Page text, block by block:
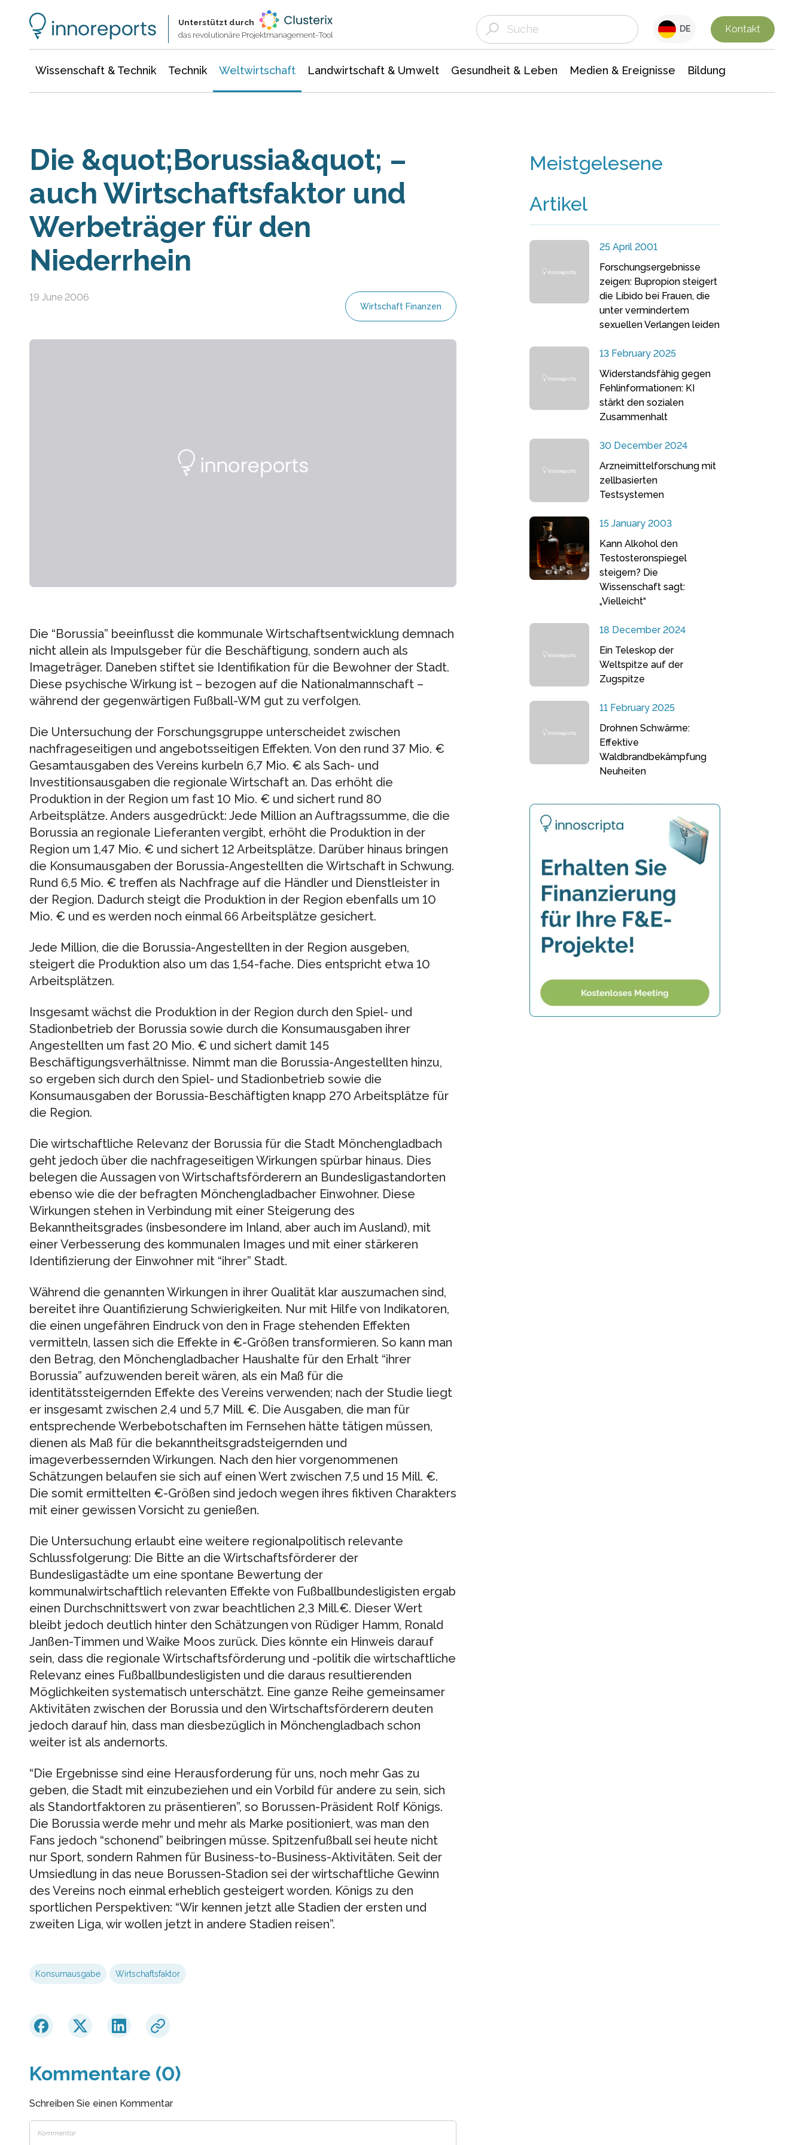
Unterstützt durch
das revolutionäre Projektmanagement-Tool
DE Kontakt
Wissenschaft & Technik Technik Weltwirtschaft Landwirtschaft & Umwelt Gesundheit & Leben Medien & Ereignisse Bildung
Die &quot;Borussia&quot; –
auch Wirtschaftsfaktor und
Werbeträger für den
Niederrhein
19 June 2006
Wirtschaft Finanzen
Die “Borussia” beeinflusst die kommunale Wirtschaftsentwicklung demnach
nicht allein als Impulsgeber für die Beschäftigung, sondern auch als
Imageträger. Daneben stiftet sie Identifikation für die Bewohner der Stadt.
Diese psychische Wirkung ist – bezogen auf die Nationalmannschaft –
während der gegenwärtigen Fußball-WM gut zu verfolgen.
Die Untersuchung der Forschungsgruppe unterscheidet zwischen
nachfrageseitigen und angebotsseitigen Effekten. Von den rund 37 Mio. €
Gesamtausgaben des Vereins kurbeln 6,7 Mio. € als Sach- und
Investitionsausgaben die regionale Wirtschaft an. Das erhöht die
Produktion in der Region um fast 10 Mio. € und sichert rund 80
Arbeitsplätze. Anders ausgedrückt: Jede Million an Auftragssumme, die die
Borussia an regionale Lieferanten vergibt, erhöht die Produktion in der
Region um 1,47 Mio. € und sichert 12 Arbeitsplätze. Darüber hinaus bringen
die Konsumausgaben der Borussia-Angestellten die Wirtschaft in Schwung.
Rund 6,5 Mio. € treffen als Nachfrage auf die Händler und Dienstleister in
der Region. Dadurch steigt die Produktion in der Region ebenfalls um 10
Mio. € und es werden noch einmal 66 Arbeitsplätze gesichert.
Jede Million, die die Borussia-Angestellten in der Region ausgeben,
steigert die Produktion also um das 1,54-fache. Dies entspricht etwa 10
Arbeitsplätzen.
Insgesamt wächst die Produktion in der Region durch den Spiel- und
Stadionbetrieb der Borussia sowie durch die Konsumausgaben ihrer
Angestellten um fast 20 Mio. € und sichert damit 145
Beschäftigungsverhältnisse. Nimmt man die Borussia-Angestellten hinzu,
so ergeben sich durch den Spiel- und Stadionbetrieb sowie die
Konsumausgaben der Borussia-Beschäftigten knapp 270 Arbeitsplätze für
die Region.
Die wirtschaftliche Relevanz der Borussia für die Stadt Mönchengladbach
geht jedoch über die nachfrageseitigen Wirkungen spürbar hinaus. Dies
belegen die Aussagen von Wirtschaftsförderern an Bundesligastandorten
ebenso wie die der befragten Mönchengladbacher Einwohner. Diese
Wirkungen stehen in Verbindung mit einer Steigerung des
Bekanntheitsgrades (insbesondere im Inland, aber auch im Ausland), mit
einer Verbesserung des kommunalen Images und mit einer stärkeren
Identifizierung der Einwohner mit “ihrer” Stadt.
Während die genannten Wirkungen in ihrer Qualität klar auszumachen sind,
bereitet ihre Quantifizierung Schwierigkeiten. Nur mit Hilfe von Indikatoren,
die einen ungefähren Eindruck von den in Frage stehenden Effekten
vermitteln, lassen sich die Effekte in €-Größen transformieren. So kann man
den Betrag, den Mönchengladbacher Haushalte für den Erhalt “ihrer
Borussia” aufzuwenden bereit wären, als ein Maß für die
identitätssteigernden Effekte des Vereins verwenden; nach der Studie liegt
er insgesamt zwischen 2,4 und 5,7 Mill. €. Die Ausgaben, die man für
entsprechende Werbebotschaften im Fernsehen hätte tätigen müssen,
dienen als Maß für die bekanntheitsgradsteigernden und
imageverbessernden Wirkungen. Nach den hier vorgenommenen
Schätzungen belaufen sie sich auf einen Wert zwischen 7,5 und 15 Mill. €.
Die somit ermittelten €-Größen sind jedoch wegen ihres fiktiven Charakters
mit einer gewissen Vorsicht zu genießen.
Die Untersuchung erlaubt eine weitere regionalpolitisch relevante
Schlussfolgerung: Die Bitte an die Wirtschaftsförderer der
Bundesligastädte um eine spontane Bewertung der
kommunalwirtschaftlich relevanten Effekte von Fußballbundesligisten ergab
einen Durchschnittswert von zwar beachtlichen 2,3 Mill.€. Dieser Wert
bleibt jedoch deutlich hinter den Schätzungen von Rüdiger Hamm, Ronald
Janßen-Timmen und Waike Moos zurück. Dies könnte ein Hinweis darauf
sein, dass die regionale Wirtschaftsförderung und -politik die wirtschaftliche
Relevanz eines Fußballbundesligisten und die daraus resultierenden
Möglichkeiten systematisch unterschätzt. Eine ganze Reihe gemeinsamer
Aktivitäten zwischen der Borussia und den Wirtschaftsförderern deuten
jedoch darauf hin, dass man diesbezüglich in Mönchengladbach schon
weiter ist als andernorts.
“Die Ergebnisse sind eine Herausforderung für uns, noch mehr Gas zu
geben, die Stadt mit einzubeziehen und ein Vorbild für andere zu sein, sich
als Standortfaktoren zu präsentieren”, so Borussen-Präsident Rolf Königs.
Die Borussia werde mehr und mehr als Marke positioniert, was man den
Fans jedoch “schonend” beibringen müsse. Spitzenfußball sei heute nicht
nur Sport, sondern Rahmen für Business-to-Business-Aktivitäten. Seit der
Umsiedlung in das neue Borussen-Stadion sei der wirtschaftliche Gewinn
des Vereins noch einmal erheblich gesteigert worden. Königs zu den
sportlichen Perspektiven: “Wir kennen jetzt alle Stadien der ersten und
zweiten Liga, wir wollen jetzt in andere Stadien reisen”.
Konsumausgabe Wirtschaftsfaktor
Kommentare (0)
Schreiben Sie einen Kommentar
Meistgelesene
Artikel
25 April 2001
Forschungsergebnisse
zeigen: Bupropion steigert
die Libido bei Frauen, die
unter vermindertem
sexuellen Verlangen leiden
13 February 2025
Widerstandsfähig gegen
Fehlinformationen: KI
stärkt den sozialen
Zusammenhalt
30 December 2024
Arzneimittelforschung mit
zellbasierten
Testsystemen
15 January 2003
Kann Alkohol den
Testosteronspiegel
steigern? Die
Wissenschaft sagt:
„Vielleicht“
18 December 2024
Ein Teleskop der
Weltspitze auf der
Zugspitze
11 February 2025
Drohnen Schwärme:
Effektive
Waldbrandbekämpfung
Neuheiten